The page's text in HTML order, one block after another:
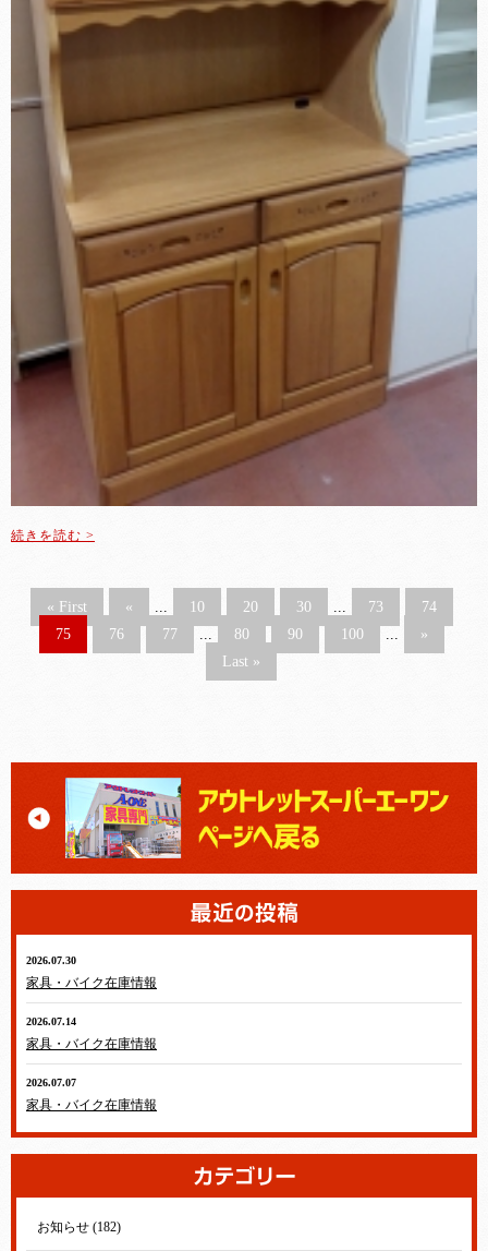
続きを読む >
« First « ... 10 20 30 ... 73
74
75
76 77 ... 80 90 100 ...
»
Last »
2026.07.30
家具・バイク在庫情報
2026.07.14
家具・バイク在庫情報
2026.07.07
家具・バイク在庫情報
お知らせ (182)